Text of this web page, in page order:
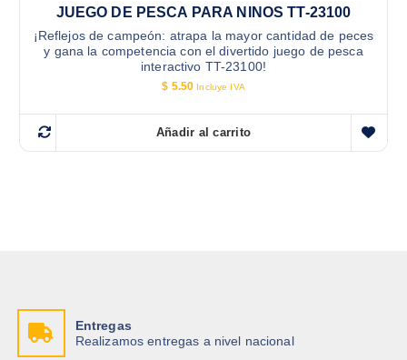
JUEGO DE PESCA PARA NINOS TT-23100
¡Reflejos de campeón: atrapa la mayor cantidad de peces
y gana la competencia con el divertido juego de pesca
interactivo TT-23100!
$ 5.50 Incluye IVA
Añadir al carrito
Entregas
Realizamos entregas a nivel nacional